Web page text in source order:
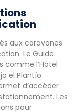
aux caravanes
Le Guide
comme l’Hotel
el Plantío
d’accéder
Les
pour